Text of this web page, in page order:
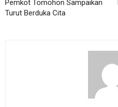
Pemkot Tomohon Sampaikan
Turut Berduka Cita